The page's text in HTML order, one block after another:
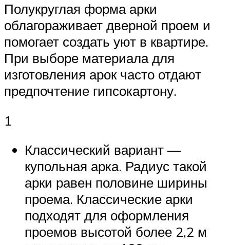
Полукруглая форма арки
облагораживает дверной проем и
помогает создать уют в квартире.
При выборе материала для
изготовления арок часто отдают
предпочтение гипсокартону.
1
Классический вариант —
купольная арка. Радиус такой
арки равен половине ширины
проема. Классические арки
подходят для оформления
проемов высотой более 2,2 м